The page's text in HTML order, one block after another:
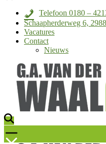
Telefoon 0180 –
Schaapherderweg 6,
Vacatures
Contact
Nieuws